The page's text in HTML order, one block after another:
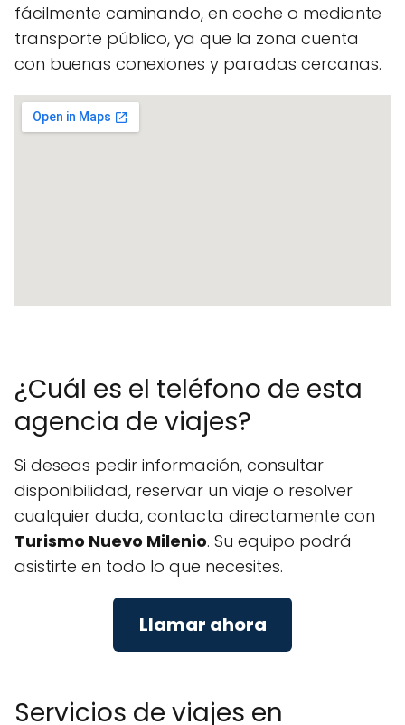
fácilmente caminando, en coche o mediante
transporte público, ya que la zona cuenta
con buenas conexiones y paradas cercanas.
¿Cuál es el teléfono de esta
agencia de viajes?
Si deseas pedir información, consultar
disponibilidad, reservar un viaje o resolver
cualquier duda, contacta directamente con
Turismo Nuevo Milenio. Su equipo podrá
asistirte en todo lo que necesites.
Llamar ahora
Servicios de viajes en